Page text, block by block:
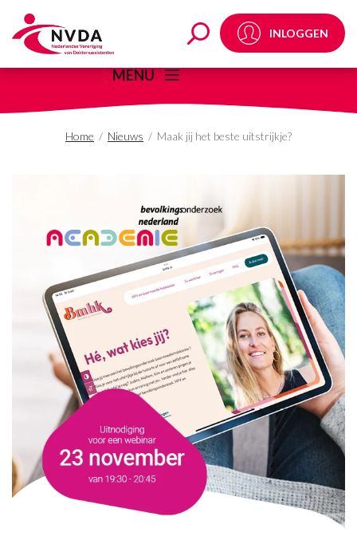
Maak jij het besteINLOGGEN
MENU
Home / Nieuws / Maak jij het beste uitstrijkje?